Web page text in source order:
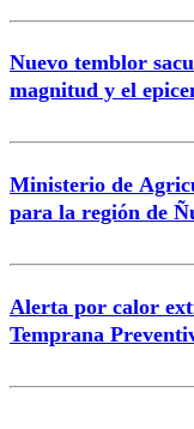
Nuevo temblor
magnitud y el
Ministerio de
para la región de
Alerta por calor
Temprana